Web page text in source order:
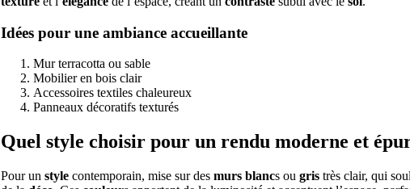
Idées pour une ambiance accueillante
Mur terracotta ou sable
Mobilier en bois clair
Accessoires textiles chaleureux
Panneaux décoratifs texturés
Quel style choisir pour un rendu moderne et
Pour un style contemporain, mise sur des murs blancs ou gris très clair, qui